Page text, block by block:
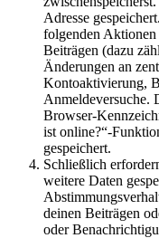
Adresse
folgenden
Beiträgen (dazu
Änderungen an
Kontoaktivierung,
Anmeldeversuche.
Browser-
ist online?“-
gespeichert.
Schließlich
weitere Daten
deinen Beiträgen
oder